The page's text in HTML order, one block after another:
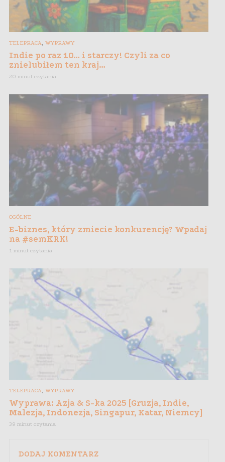
TELEPRACA, WYPRAWY
Indie po raz 10… i starczy! Czyli za co
znielubiłem ten kraj…
20 minut czytania
OGÓLNE
E-biznes, który zmiecie konkurencję? Wpadaj
na #semKRK!
1 minut czytania
TELEPRACA, WYPRAWY
Wyprawa: Azja & S-ka 2025 [Gruzja, Indie,
Malezja, Indonezja, Singapur, Katar, Niemcy]
39 minut czytania
DODAJ KOMENTARZ